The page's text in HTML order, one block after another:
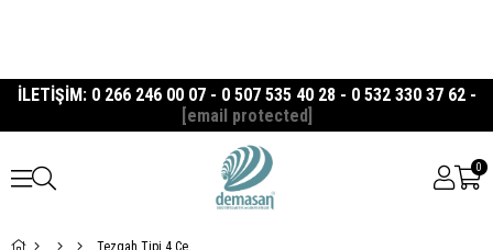
İLETİŞİM: 0 266 246 00 07 - 0 507 535 40 28 - 0 532 330 37 62 -
[email protected]
0
Tezgah Tipi 4 Çekmeceli Buzdolabı 60'lık Seri